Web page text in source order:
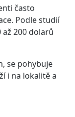
často
Podle studií
200 dolarů
se pohybuje
i na lokalitě a